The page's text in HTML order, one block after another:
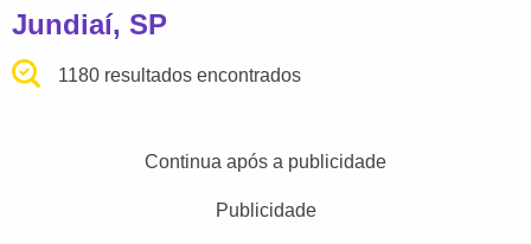
Jundiaí, SP
1180 resultados encontrados
Continua após a publicidade
Publicidade